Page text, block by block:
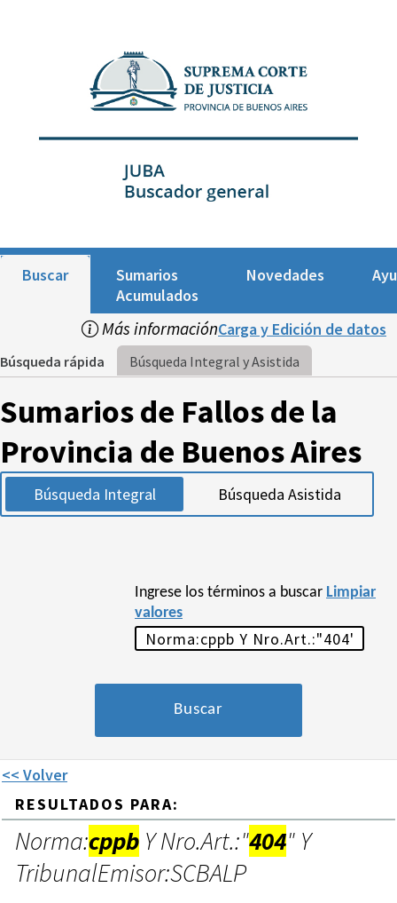
Buscar
Sumarios
Acumulados
Novedades
Más informaciónCarga y Edición de datos
Búsqueda rápida Búsqueda Integral y Asistida
Sumarios de Fallos de la
Provincia de Buenos Aires
Búsqueda Integral Búsqueda Asistida
Ingrese los términos a buscar Limpiar
valores
<< Volver
RESULTADOS PARA:
Norma:cppb Y Nro.Art.:"404" Y
TribunalEmisor:SCBALP